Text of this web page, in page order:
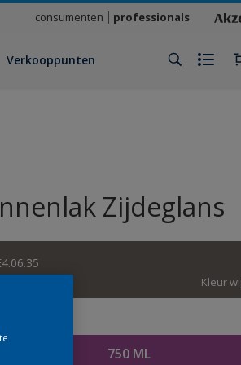
consumenten professionals
Verkooppunten
Zijdeglans
Kleur
750 ML